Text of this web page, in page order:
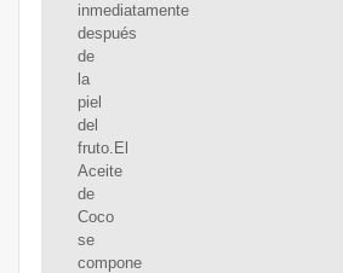
inmediatamente
después
de
la
piel
del
fruto.El
Aceite
de
Coco
se
compone